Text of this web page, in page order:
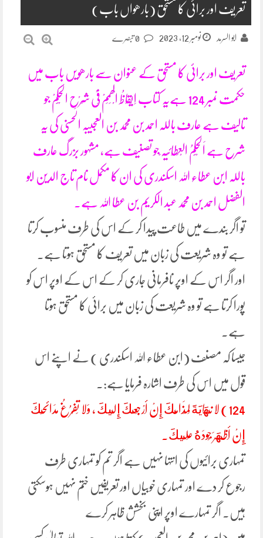
تعریف اور برائی کا مستحق (بارھواں باب)
ابو السرمد نومبر 12, 2023
تعریف اور برائی کا مستحق کے عنوان سے بارھویں باب میں
حکمت نمبر 124 ہےیہ کتاب اِیْقَاظُ الْھِمَمْ فِیْ شَرْحِ الْحِکَمْ جو
تالیف ہے عارف باللہ احمد بن محمد بن العجیبہ الحسنی کی یہ
شرح ہے اَلْحِکَمُ الْعِطَائِیَہ ْجو تصنیف ہے، مشہور بزرگ عارف
باللہ ابن عطاء اللہ اسکندری کی ان کا مکمل نام تاج الدین ابو
الفضل احمد بن محمد عبد الکریم بن عطا اللہ ہے۔
تو اگر بندے میں طاعت پیدا کر کے اس کی طرف منسوب کرتا
ہے تو وہ شریعت کی زبان میں تعریف کا مستحق ہوتا ہے۔
اور اگر اس کے اوپر نافرمانی جاری کر کے اس کے اوپر اس کو
پورا کرتا ہے تو وہ شریعت کی زبان میں برائی کا مستحق ہوتا
ہے۔
جیسا کہ مصنف (ابن عطاء اللہ اسکندری ) نے اپنے اس
قول میں اس کی طرف اشارہ فرمایا ہے:۔
124) لا نِهَايَةَ لِمَذَامِّكَ إِنْ أَرْجَعَكَ إِلَيكَ ، وَلا تَفْرُغُ مدَائِحُكَ
إِنْ أَظْهَرَ جُودَهُ عَلَيكَ.
تمہاری برائیوں کی انتہا نہیں ہے اگر تم کو تمہاری طرف
رجوع کر دے اور تمہاری خوبیاں اور تعریفیں ختم نہیں ہوسکتی
ہیں۔ اگر تمہارے اوپر اپنی بخشش ظاہر کرے